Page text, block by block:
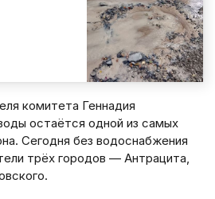
комитета Геннадия
остаётся одной из самых
Сегодня без водоснабжения
трёх городов — Антрацита,